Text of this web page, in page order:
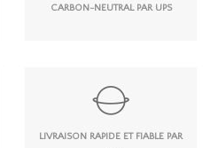
CARBON-NEUTRAL PAR UPS
LIVRAISON RAPIDE ET FIABLE PAR